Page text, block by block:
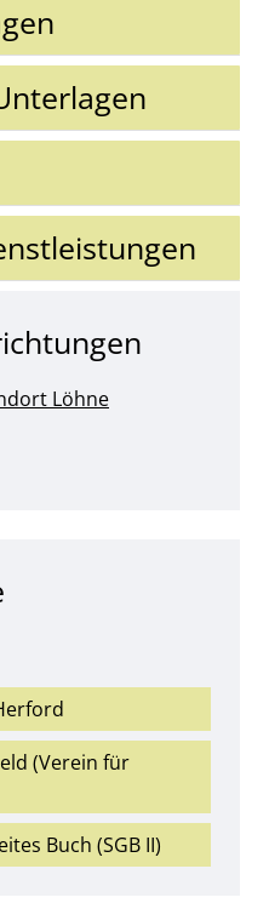
Löhne
(Verein für
Buch (SGB II)